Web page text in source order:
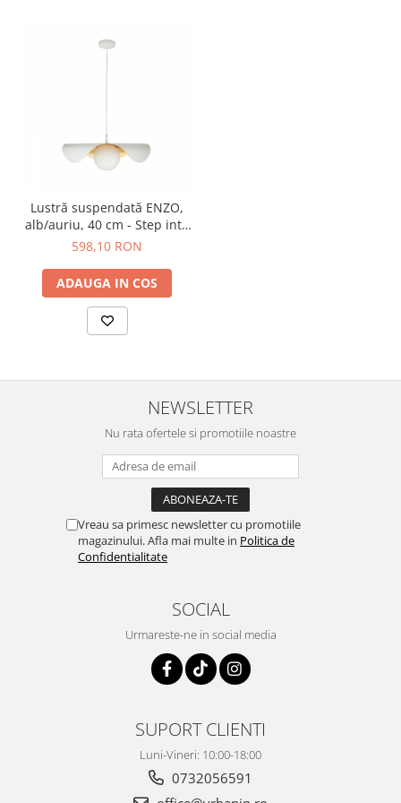
Lustră suspendată ENZO,
alb/auriu, 40 cm - Step into
Design
598,10 RON
ADAUGA IN COS
NEWSLETTER
Nu rata ofertele si promotiile noastre
Vreau sa primesc newsletter cu promotiile
magazinului. Afla mai multe in Politica de
Confidentialitate
SOCIAL
Urmareste-ne in social media
SUPORT CLIENTI
Luni-Vineri: 10:00-18:00
0732056591